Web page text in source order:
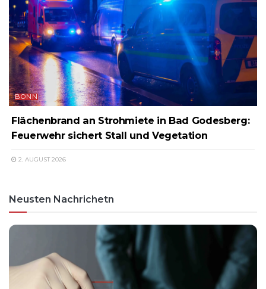
BONN
Flächenbrand an Strohmiete in Bad Godesberg:
Feuerwehr sichert Stall und Vegetation
2. AUGUST 2026
Neusten Nachrichetn